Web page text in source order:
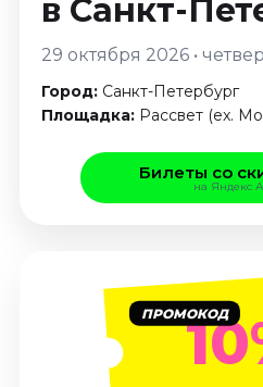
Январь 2027
Стендап
Август 2026
Сентябрь 2026
Ноябрь 2026
Декабрь 2026
Декабрь 2026
Январь 2027
Экскурсии
в Санкт-
29 октября 2026 •
Город: Санкт-Петербург
Площадка: Рассвет (ex.
Билеты со
на Яндекс
ПРОМОКОД